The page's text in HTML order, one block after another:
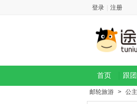
登录 注册
首页 跟
邮轮旅游 > 公